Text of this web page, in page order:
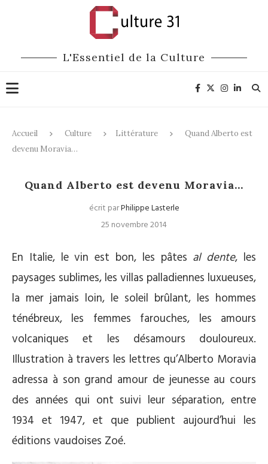
L'Essentiel de la Culture
Accueil Culture Littérature
Quand Alberto est
devenu Moravia…
Quand Alberto est devenu Moravia…
écrit parPhilippe Lasterle
25 novembre 2014
En Italie, le vin est bon, les pâtes al dente, les
paysages sublimes, les villas palladiennes luxueuses,
la mer jamais loin, le soleil brûlant, les hommes
ténébreux, les femmes farouches, les amours
volcaniques et les désamours douloureux.
Illustration à travers les lettres qu’Alberto Moravia
adressa à son grand amour de jeunesse au cours
des années qui ont suivi leur séparation, entre
1934 et 1947, et que publient aujourd’hui les
éditions vaudoises Zoé.